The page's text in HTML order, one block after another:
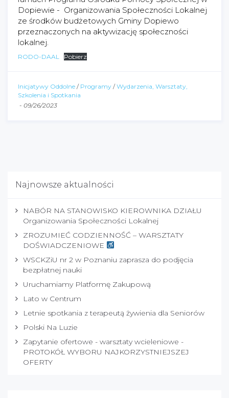
Dopiewie - Organizowania Społeczności Lokalnej
ze środków budżetowych Gminy Dopiewo
przeznaczonych na aktywizację społeczności
lokalnej.
RODO-DAAL Pobierz
Inicjatywy Oddolne / Programy /Wydarzenia, Warsztaty,
Szkolenia i Spotkania
- 09/26/2023
Najnowsze aktualności
NABÓR NA STANOWISKO KIEROWNIKA DZIAŁU
Organizowania Społeczności Lokalnej
ZROZUMIEĆ CODZIENNOŚĆ – WARSZTATY
DOŚWIADCZENIOWE
WSCKZiU nr 2 w Poznaniu zaprasza do podjęcia
bezpłatnej nauki
Uruchamiamy Platformę Zakupową
Lato w Centrum
Letnie spotkania z terapeutą żywienia dla Seniorów
Polski Na Luzie
Zapytanie ofertowe - warsztaty wcieleniowe -
PROTOKÓŁ WYBORU NAJKORZYSTNIEJSZEJ
OFERTY